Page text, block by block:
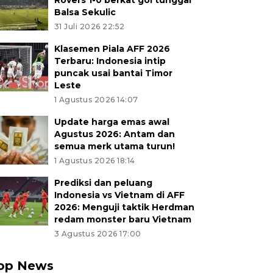
Balsa Sekulic
31 Juli 2026 22:52
Klasemen Piala AFF 2026
Terbaru: Indonesia intip
puncak usai bantai Timor
Leste
1 Agustus 2026 14:07
Update harga emas awal
Agustus 2026: Antam dan
semua merk utama turun!
1 Agustus 2026 18:14
Prediksi dan peluang
Indonesia vs Vietnam di AFF
2026: Menguji taktik Herdman
redam monster baru Vietnam
3 Agustus 2026 17:00
News